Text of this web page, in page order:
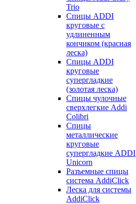
Trio
Спицы ADDI
круговые с
удлиненным
кончиком (красная
леска)
Спицы ADDI
круговые
супергладкие
(золотая леска)
Спицы чулочные
сверхлегкие Addi
Colibri
Спицы
металлические
круговые
супергладкие ADDI
Unicorn
Разъемные спицы
система AddiClick
Леска для системы
AddiClick